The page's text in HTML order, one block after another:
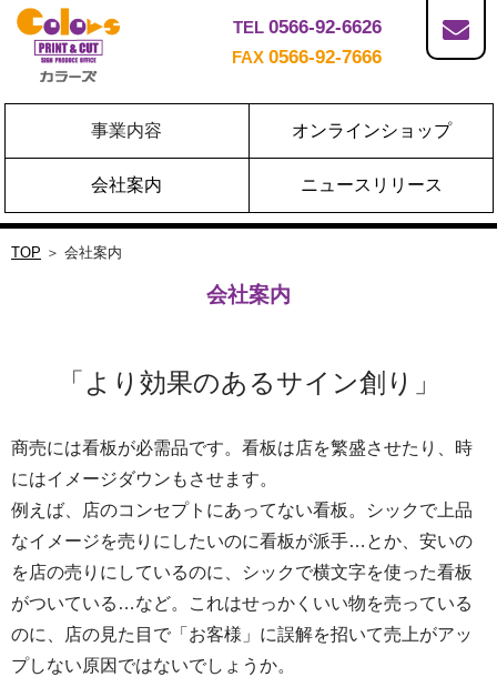
TEL 0566-92-6626
FAX 0566-92-7666
事業内容 オンラインショップ
会社案内 ニュースリリース
TOP ＞ 会社案内
会社案内
「より効果のあるサイン創り」
商売には看板が必需品です。看板は店を繁盛させたり、時
にはイメージダウンもさせます。
例えば、店のコンセプトにあってない看板。シックで上品
なイメージを売りにしたいのに看板が派手…とか、安いの
を店の売りにしているのに、シックで横文字を使った看板
がついている…など。これはせっかくいい物を売っている
のに、店の見た目で「お客様」に誤解を招いて売上がアッ
プしない原因ではないでしょうか。